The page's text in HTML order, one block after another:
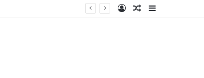
Sidebar
Random
Log